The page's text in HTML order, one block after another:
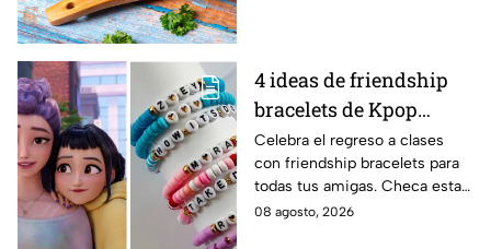
4 ideas de friendship
bracelets de Kpop
Demon Hunters para
intercambiar con tus
mejores amigas este
regreso a clases
Celebra el regreso a clases
con friendship bracelets para
todas tus amigas. Checa estas
4 ideas inspiradas en Kpop
08 agosto, 2026